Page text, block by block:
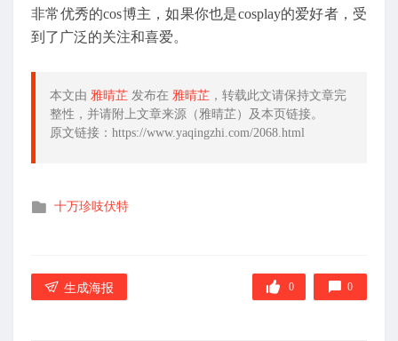
非常优秀的cos博主，如果你也是cosplay的爱好者，受
到了广泛的关注和喜爱。
本文由 雅晴芷 发布在 雅晴芷 ，转载此文请保持文章完
整性，并请附上文章来源（雅晴芷）及本页链接。
原文链接：https://www.yaqingzhi.com/2068.html
发
十万珍吱伏特
生成海报 0 0